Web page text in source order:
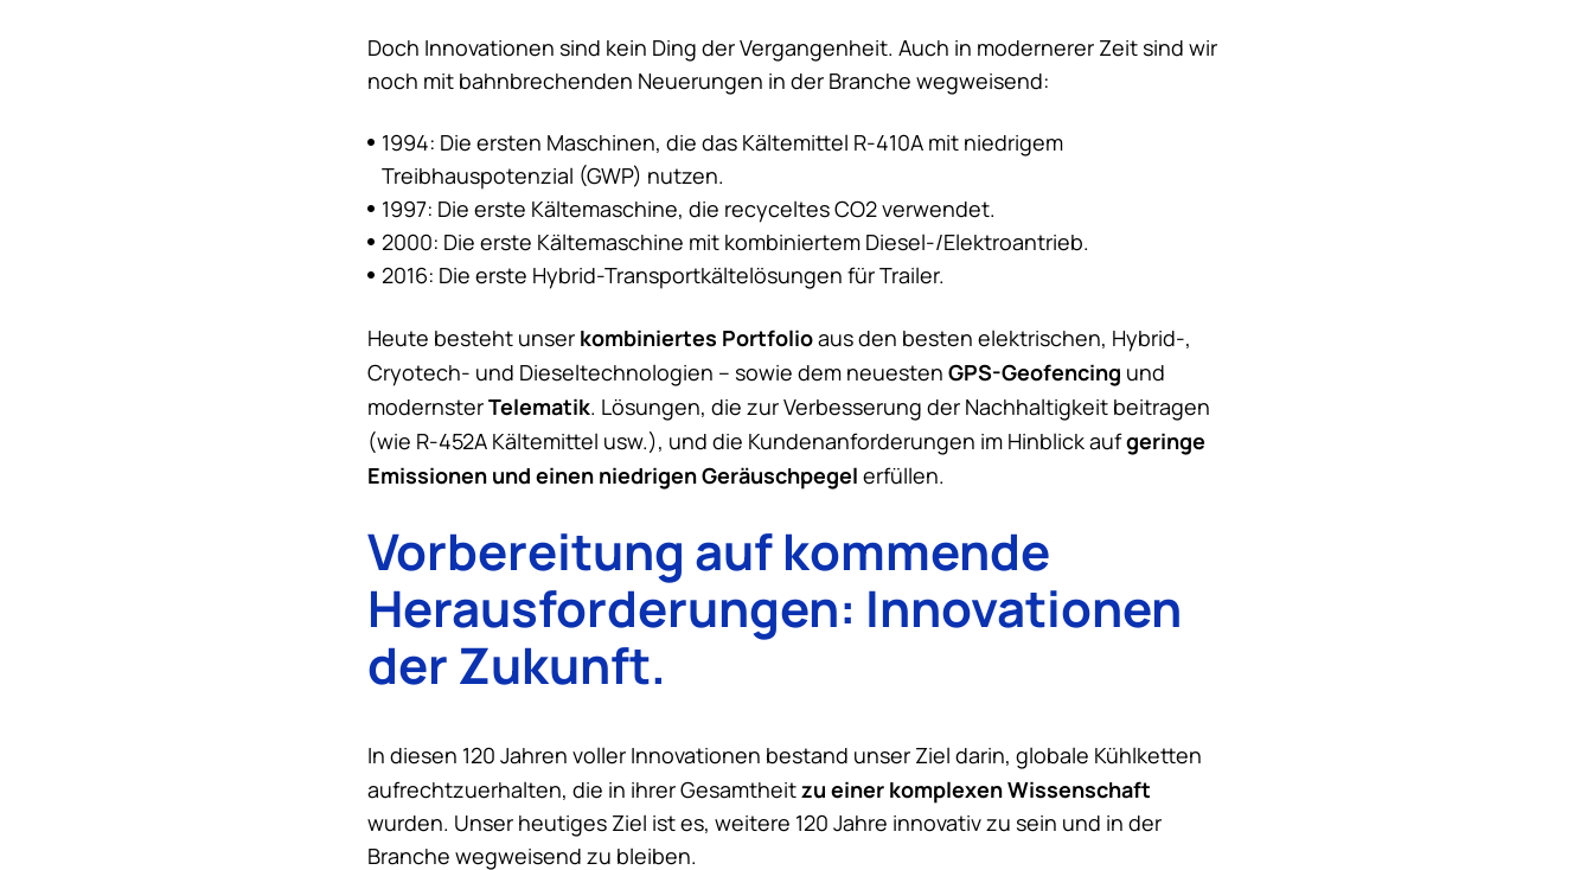
Doch Innovationen sind kein Ding der Vergangenheit. Auch in modernerer Zeit sind wir
noch mit bahnbrechenden Neuerungen in der Branche wegweisend:
1994: Die ersten Maschinen, die das Kältemittel R-410A mit niedrigem
Treibhauspotenzial (GWP) nutzen.
1997: Die erste Kältemaschine, die recyceltes CO2 verwendet.
2000: Die erste Kältemaschine mit kombiniertem Diesel-/Elektroantrieb.
2016: Die erste Hybrid-Transportkältelösungen für Trailer.
Heute besteht unser kombiniertes Portfolioaus den besten elektrischen, Hybrid-,
Cryotech- und Dieseltechnologien – sowie dem neuesten GPS-Geofencing und
modernsterTelematik. Lösungen, die zur Verbesserung der Nachhaltigkeit beitragen
(wie R-452A Kältemittel usw.), und die Kundenanforderungen im Hinblick aufgeringe
Emissionenund einen niedrigen Geräuschpegel erfüllen.
Vorbereitung auf kommende
Herausforderungen: Innovationen
der Zukunft.
In diesen 120 Jahren voller Innovationen bestand unser Ziel darin, globale Kühlketten
aufrechtzuerhalten, die in ihrer Gesamtheitzu einer komplexen Wissenschaft
wurden. Unser heutiges Ziel ist es, weitere 120 Jahre innovativ zu sein und in der
Branche wegweisend zu bleiben.